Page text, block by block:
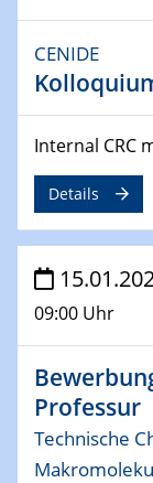
04.02.2024 -
ZBT
Das
07.02.2024
Online-
Horizont
Technology
14.02.2024
"Lhyfe -
grünem
Praxisfall,
CENIDE
Internal CRC
Details
09:00 Uhr
Professur
Technische